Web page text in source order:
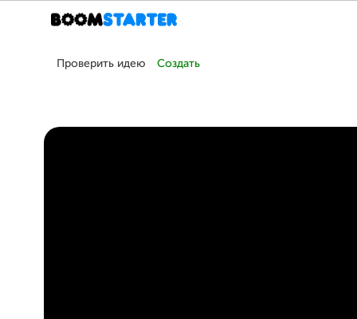
Проверить идею Создать